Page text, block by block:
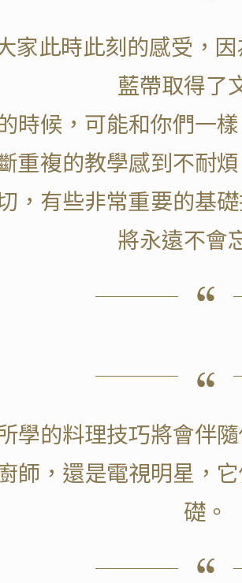
家此時此刻的感受，
藍帶取得了
時候，可能和你們一
重複的教學感到不耐
，有些非常重要的基
將永遠不會
學的料理技巧將會伴
師，還是電視明星，
礎。